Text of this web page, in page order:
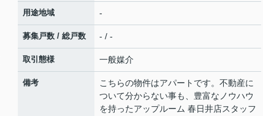
用途地域 -
募集戸数 / 総戸数 - / -
取引態様 一般媒介
備考
こちらの物件はアパートです。不動産に
ついて分からない事も、豊富なノウハウ
を持ったアップルーム 春日井店スタッフ